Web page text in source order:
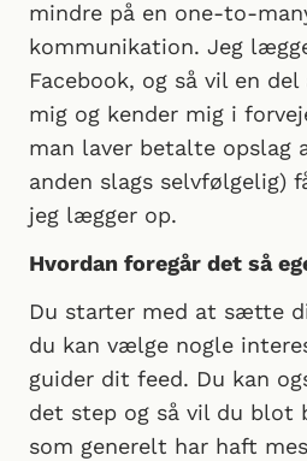
mindre på en one-to-
kommunikation. Jeg
Facebook, og så vil en
mig og kender mig i
man laver betalte opslag
anden slags selvfølgelig)
jeg lægger op.
Hvordan foregår det så
Du starter med at sætte
du kan vælge nogle
guider dit feed. Du kan
det step og så vil du blot
som generelt har haft